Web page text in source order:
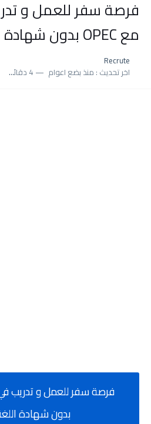
فرصة سفر للعمل و
مع OPEC بدون شهادة اللغة 2022
Recrute
اخر تحديث : منذ بضع اعوام 4 دقائق للقراءة
بدون شهادة اللغة